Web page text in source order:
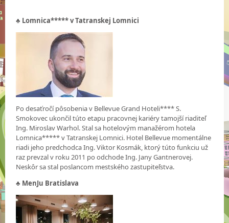
♣ Lomnica***** v Tatranskej Lomnici
Po desaťročí pôsobenia v Bellevue Grand Hoteli**** S.
Smokovec ukončil túto etapu pracovnej kariéry tamojší riaditeľ
Ing. Miroslav Warhol. Stal sa hotelovým manažérom hotela
Lomnica***** v Tatranskej Lomnici. Hotel Bellevue momentálne
riadi jeho predchodca Ing. Viktor Kosmák, ktorý túto funkciu už
raz prevzal v roku 2011 po odchode Ing. Jany Gantnerovej.
Neskôr sa stal poslancom mestského zastupiteľstva.
♣ MenJu Bratislava